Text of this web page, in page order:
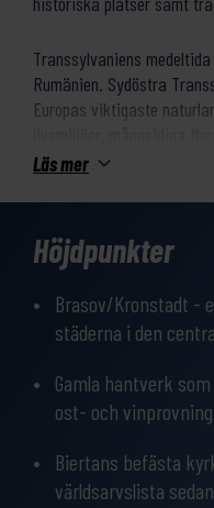
Transsylvaniens
Rumänien. Sydöstra
Europas viktigaste
en mosaik av ek- och
Under din resa genom
olika samhällen, inklusive
medeltiden och får
form av befästa kyrkor,
Läs mer
Höjdpunkter
Brasov/Kronstadt -
städerna i den
Gamla hantverk
ost- och vinprovning
Biertans befästa
världsarvslista sedan